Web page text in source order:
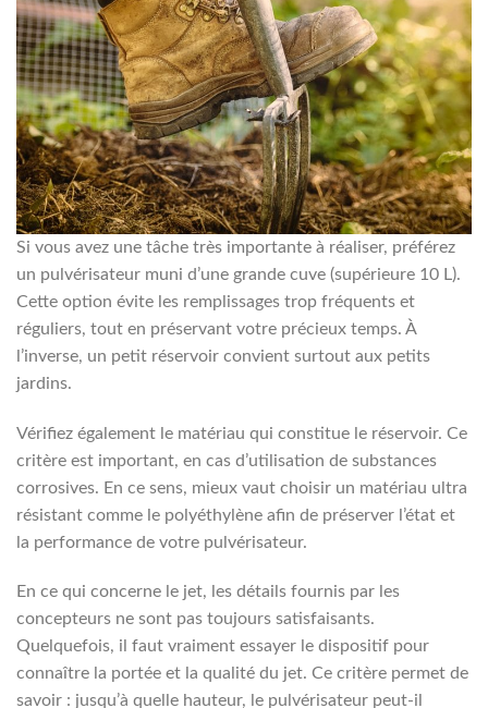
Si vous avez une tâche très importante à réaliser, préférez
un pulvérisateur muni d’une grande cuve (supérieure 10 L).
Cette option évite les remplissages trop fréquents et
réguliers, tout en préservant votre précieux temps. À
l’inverse, un petit réservoir convient surtout aux petits
jardins.
Vérifiez également le matériau qui constitue le réservoir. Ce
critère est important, en cas d’utilisation de substances
corrosives. En ce sens, mieux vaut choisir un matériau ultra
résistant comme le polyéthylène afin de préserver l’état et
la performance de votre pulvérisateur.
En ce qui concerne le jet, les détails fournis par les
concepteurs ne sont pas toujours satisfaisants.
Quelquefois, il faut vraiment essayer le dispositif pour
connaître la portée et la qualité du jet. Ce critère permet de
savoir : jusqu’à quelle hauteur, le pulvérisateur peut-il